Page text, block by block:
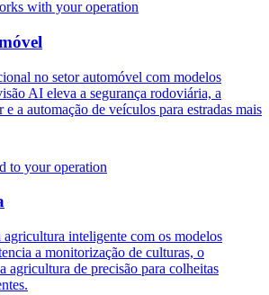
no setor automóvel com modelos
AI eleva a segurança rodoviária, a
e a automação de veículos para estradas mais
inteligente com os modelos
a monitorização de culturas, o
agricultura de precisão para colheitas